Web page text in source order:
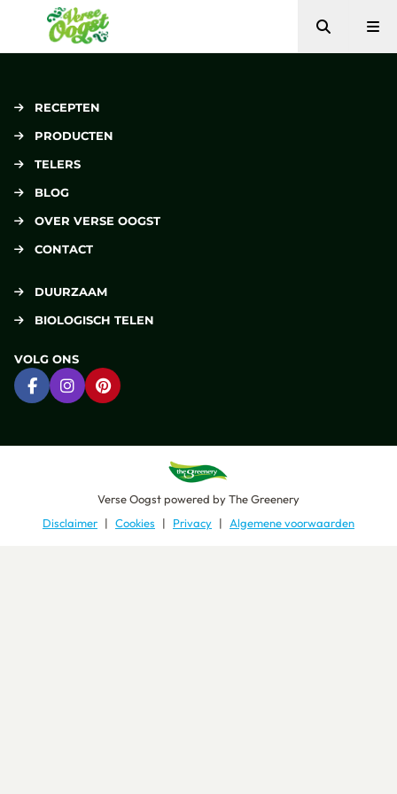
Verse Oogst
Zoeken
RECEPTEN
PRODUCTEN
TELERS
BLOG
OVER VERSE OOGST
CONTACT
DUURZAAM
BIOLOGISCH TELEN
VOLG ONS
Ga naar Facebook
Ga naar Instagram
Ga naar Pinterest
Verse Oogstpowered byThe Greenery
Disclaimer
Cookies Privacy Algemene voorwaarden